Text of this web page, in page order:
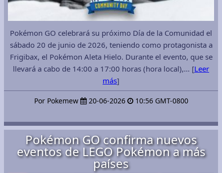
Pokémon GO celebrará su próximo Día de la Comunidad el
sábado 20 de junio de 2026, teniendo como protagonista a
Frigibax, el Pokémon Aleta Hielo. Durante el evento, que se
llevará a cabo de 14:00 a 17:00 horas (hora local),… [Leer
más]
Por Pokemew 20-06-2026 10:56 GMT-0800
Pokémon GO confirma nuevos
eventos de LEGO Pokémon a más
países